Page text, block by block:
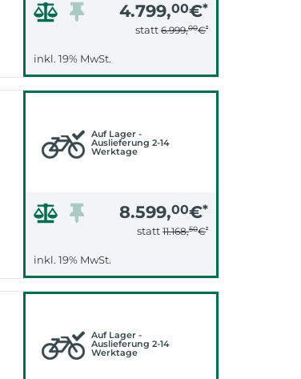
4.799,00€*
statt 6.999,00€*
inkl. 19% MwSt.
Auf Lager -
Auslieferung 2-14
Werktage
8.599,00€*
statt 11.168,50€*
inkl. 19% MwSt.
Auf Lager -
Auslieferung 2-14
Werktage